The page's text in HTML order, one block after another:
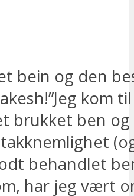
bein og den
kom
brukket ben
behandlet
har jeg vært